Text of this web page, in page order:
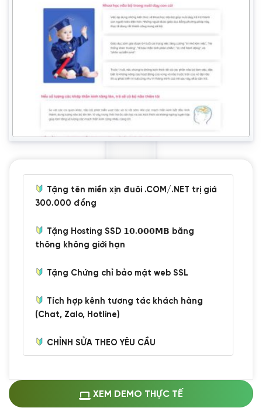
Tặng tên miền xịn đuôi .COM/.NET trị giá
300.000 đồng
Tặng Hosting SSD 𝟭𝟬.𝟬𝟬𝟬𝗠𝗕 băng
thông không giới hạn
Tặng Chứng chỉ bảo mật web SSL
Tích hợp kênh tương tác khách hàng
(Chat, Zalo, Hotline)
CHỈNH SỬA THEO YÊU CẦU
Thay logo + thông tin doanh nghiệp
(+100.000 VND)
XEM DEMO THỰC TẾ